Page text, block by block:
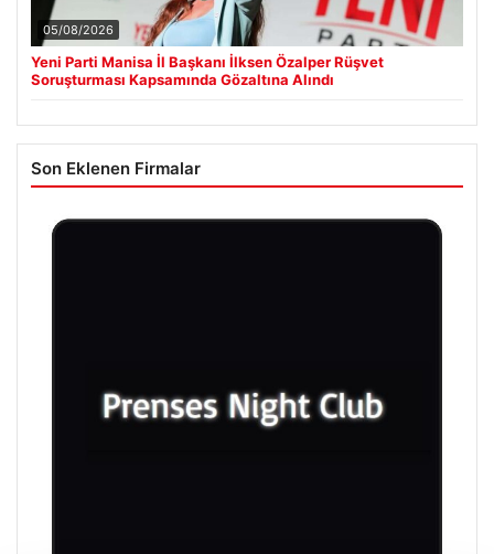
05/08/2026
Yeni Parti Manisa İl Başkanı İlksen Özalper Rüşvet
Soruşturması Kapsamında Gözaltına Alındı
Son Eklenen Firmalar